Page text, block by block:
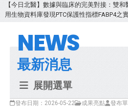
【今日北醫】數據與臨床的完美對接：雙
用生物資料庫發現PTC保護性指標FABP4之
NEWS
最新消息
展開選單
發布日期：2026-05-22 成果亮點 發布